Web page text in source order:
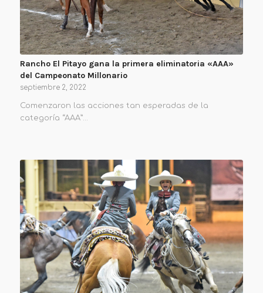
Rancho El Pitayo gana la primera eliminatoria «AAA»
del Campeonato Millonario
septiembre 2, 2022
Comenzaron las acciones tan esperadas de la
categoría “AAA”…